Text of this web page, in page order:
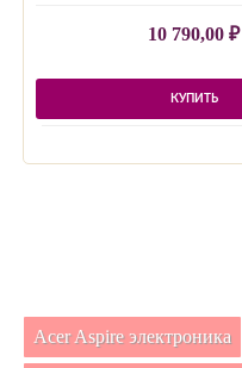
10 790,00₽
КУПИТЬ
Acer Aspire электроника